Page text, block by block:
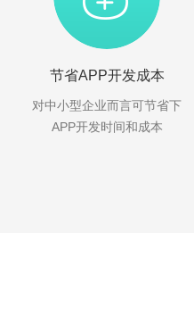
节省APP开发成本
对中小型企业而言可节省下
APP开发时间和成本